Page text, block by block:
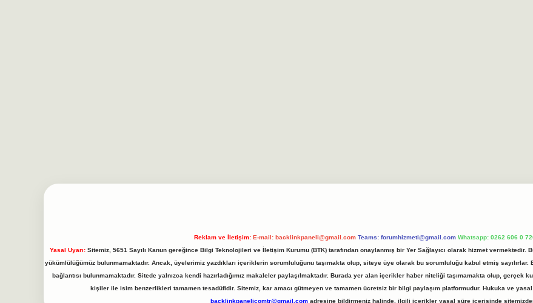
Reklam ve İletişim: E-mail: backlinkpaneli@gmail.com Teams: forumhizmeti@gmail.com Whatsapp: 0262 606 0
Yasal Uyarı:Sitemiz, 5651 Sayılı Kanun gereğince Bilgi Teknolojileri ve İletişim Kurumu (BTK) tarafından onaylanmış bir Yer Sağlayıcı olarak hizmet
yükümlülüğümüz bulunmamaktadır. Ancak, üyelerimiz yazdıkları içeriklerin sorumluluğunu taşımakta olup, siteye üye olarak bu sorumluluğu kabul etmiş
bağlantısı bulunmamaktadır. Sitede yalnızca kendi hazırladığımız makaleler paylaşılmaktadır. Burada yer alan içerikler haber niteliği taşımamakta olup, gerçek
kişiler ile isim benzerlikleri tamamen tesadüfidir. Sitemiz, kar amacı gütmeyen ve tamamen ücretsiz bir bilgi paylaşım platformudur. Hukuka ve
backlinkpanelicomtr@gmail.com adresine bildirmeniz halinde, ilgili içerikler yasal süre içerisinde sitemizden